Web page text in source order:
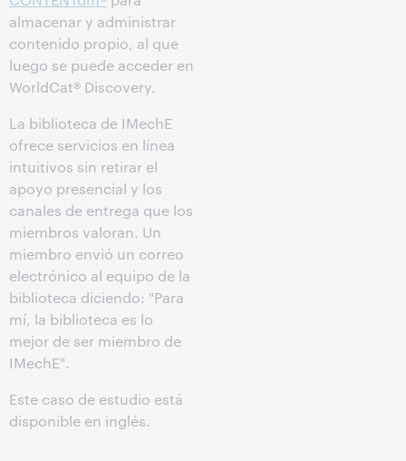
almacenar y administrar
contenido propio, al que
luego se puede acceder en
WorldCat® Discovery.
La biblioteca de IMechE
ofrece servicios en línea
intuitivos sin retirar el
apoyo presencial y los
canales de entrega que los
miembros valoran. Un
miembro envió un correo
electrónico al equipo de la
biblioteca diciendo: "Para
mí, la biblioteca es lo
mejor de ser miembro de
IMechE".
Este caso de estudio está
disponible en inglés.